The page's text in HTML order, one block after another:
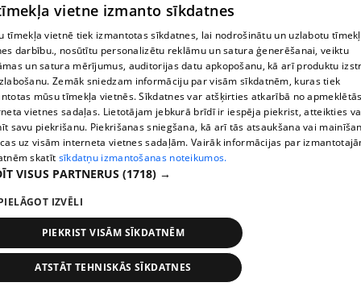
"Bindru sievietēm viss ir pa spēkam!" Dāmas rāda
klasi, kā pabeigt iesāktos darbus
vietne izmanto sīkdatnes
tīmekļa vietnē tiek izmantotas sīkdatnes, lai nodrošinātu un uzlabotu
darbību., nosūtītu personalizētu reklāmu un satura ģenerēšanai, veiktu
un satura mērījumus, auditorijas datu apkopošanu, kā arī produktu
Zemāk sniedzam informāciju par visām sīkdatnēm, kuras tiek
mūsu tīmekļa vietnēs. Sīkdatnes var atšķirties atkarībā no
vietnes sadaļas. Lietotājam jebkurā brīdī ir iespēja piekrist, atteikties
savu piekrišanu. Piekrišanas sniegšana, kā arī tās atsaukšana vai
uz visām interneta vietnes sadaļām. Vairāk informācijas par
skatīt sīkdatņu izmantošanas noteikumos.
VISUS PARTNERUS (1718) →
IZVĒLI
PIEKRIST VISĀM SĪKDATNĒM
ATSTĀT TEHNISKĀS SĪKDATNES